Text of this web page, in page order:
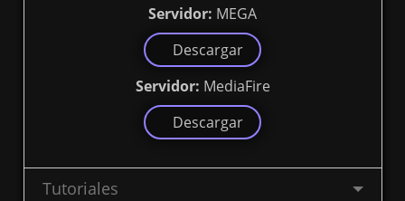
Servidor: MEGA
Descargar
Servidor: MediaFire
Descargar
Tutoriales